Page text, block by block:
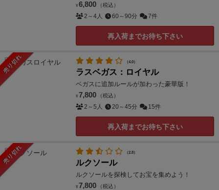
¥ 6,800 （税込）
2～4人 60～90分 7件
再入荷までお待ち下さい
売り切れ （4.0）
ラスベガス：ロイヤル
ベガスに追加ルールが加わった豪華版！
¥ 7,800 （税込）
2～5人 20～45分 15件
再入荷までお待ち下さい
売り切れ （2.8）
ルクソール
ルクソールを探検してお宝を集めよう！
¥ 7,800 （税込）